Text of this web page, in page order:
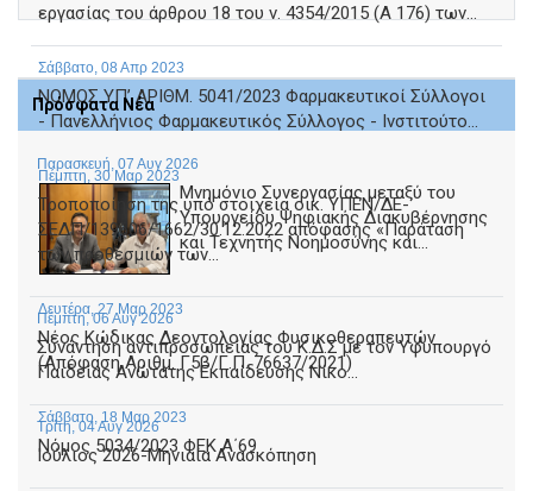
εργασίας του άρθρου 18 του ν. 4354/2015 (Α 176) των...
Σάββατο, 08 Απρ 2023
NOMOΣ ΥΠ’ ΑΡΙΘΜ. 5041/2023 Φαρμακευτικοί Σύλλογοι
- Πανελλήνιος Φαρμακευτικός Σύλλογος - Ινστιτούτο...
Πέμπτη, 30 Μαρ 2023
Τροποποίηση της υπό στοιχεία οικ. ΥΠΕΝ/ΔΕ-
ΣΕΔΠ/139606/1662/30.12.2022 απόφασης «Παράταση
των προθεσμιών των...
Δευτέρα, 27 Μαρ 2023
Νέος Κώδικας Δεοντολογίας Φυσικοθεραπευτών
(Απόφαση Αριθμ. Γ5β/Γ.Π. 76637/2021)
Σάββατο, 18 Μαρ 2023
Νόμος 5034/2023 ΦΕΚ Α΄69
Πρόσφατα Νέα
Παρασκευή, 07 Αυγ 2026
Μνημόνιο Συνεργασίας μεταξύ του
Υπουργείου Ψηφιακής Διακυβέρνησης
και Τεχνητής Νοημοσύνης και...
Πέμπτη, 06 Αυγ 2026
Συνάντηση αντιπροσωπείας του Κ.Δ.Σ με τον Υφυπουργό
Παιδείας Ανώτατης Εκπαίδευσης Νίκο...
Τρίτη, 04 Αυγ 2026
Ιούλιος 2026-Μηνιαία Ανασκόπηση